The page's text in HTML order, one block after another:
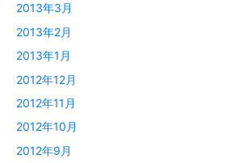
2013年3月
2013年2月
2013年1月
2012年12月
2012年11月
2012年10月
2012年9月